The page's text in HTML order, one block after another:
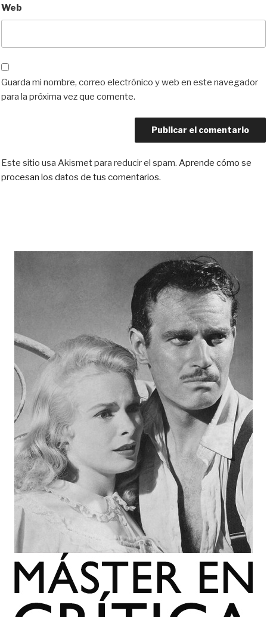
Web
Guarda mi nombre, correo electrónico y web en este navegador
para la próxima vez que comente.
Este sitio usa Akismet para reducir el spam. Aprende cómo se
procesan los datos de tus comentarios.